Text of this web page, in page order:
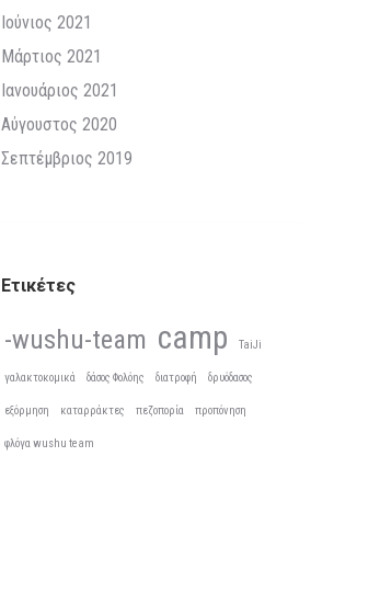
Ιούνιος 2021
Μάρτιος 2021
Ιανουάριος 2021
Αύγουστος 2020
Σεπτέμβριος 2019
Ετικέτες
-wushu-team camp TaiJi
γαλακτοκομικά δάσος Φολόης διατροφή δρυόδασος
εξόρμηση καταρράκτες πεζοπορία προπόνηση
φλόγα wushu team